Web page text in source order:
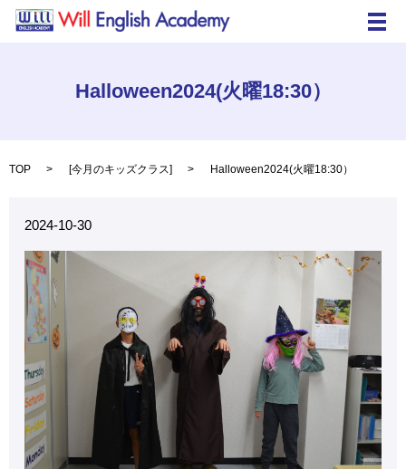
メ
Halloween2024(火曜18:30）
TOP [今月のキッズクラス] Halloween2024(火曜18:30）
2024-10-30